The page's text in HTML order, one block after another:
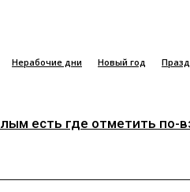
Нерабочие дни Новый год
есть где отметить по-